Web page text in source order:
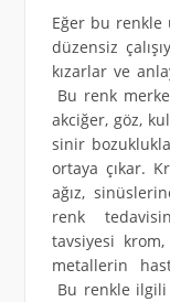
Eğer bu
düzensiz
kızarlar ve
Bu renk
akciğer, göz,
sinir
ortaya çıkar.
ağız,
renk
tavsiyesi
metallerin
Bu renkle ilgili